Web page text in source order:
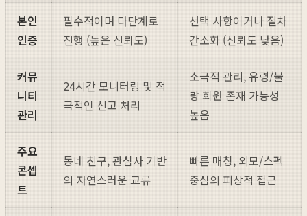
본인
인증
필수적이며 다단계로
진행 (높은 신뢰도)
선택 사항이거나 절차
간소화 (신뢰도 낮음)
커뮤
니티
관리
24시간 모니터링 및 적
극적인 신고 처리
소극적 관리, 유령/불
량 회원 존재 가능성
높음
주요
콘셉
트
동네 친구, 관심사 기반
의 자연스러운 교류
빠른 매칭, 외모/스펙
중심의 피상적 접근